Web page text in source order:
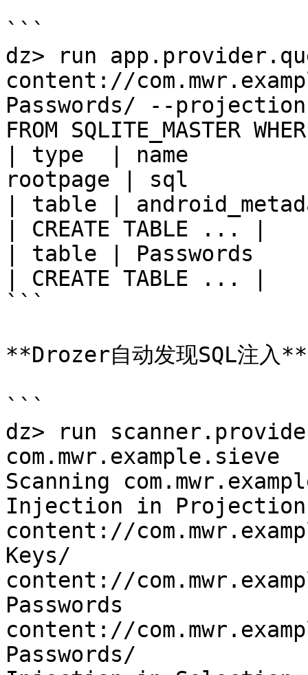
```
dz> run
content://
Passwords/ --
FROM SQLITE_MASTER
| type  | name
rootpage | sql
| table |
| CREATE TABLE ... |
| table | Passwords
| CREATE TABLE ... |
```
**Drozer自动发现SQL注入**
```
dz> run
com.mwr.example.sieve
Scanning
Injection in
content://
Keys/
content://
Passwords
content://
Passwords/